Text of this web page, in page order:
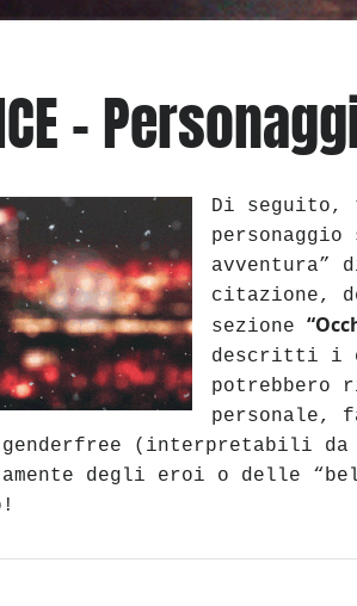
–
Di seguito,
avventura”
citazione,
sezione
descritti i
personale,
genderfree (interpretabili da
degli eroi o delle